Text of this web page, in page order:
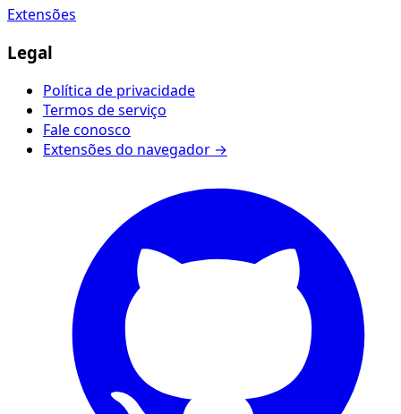
Extensões
Legal
Política de privacidade
Termos de serviço
Fale conosco
Extensões do navegador →